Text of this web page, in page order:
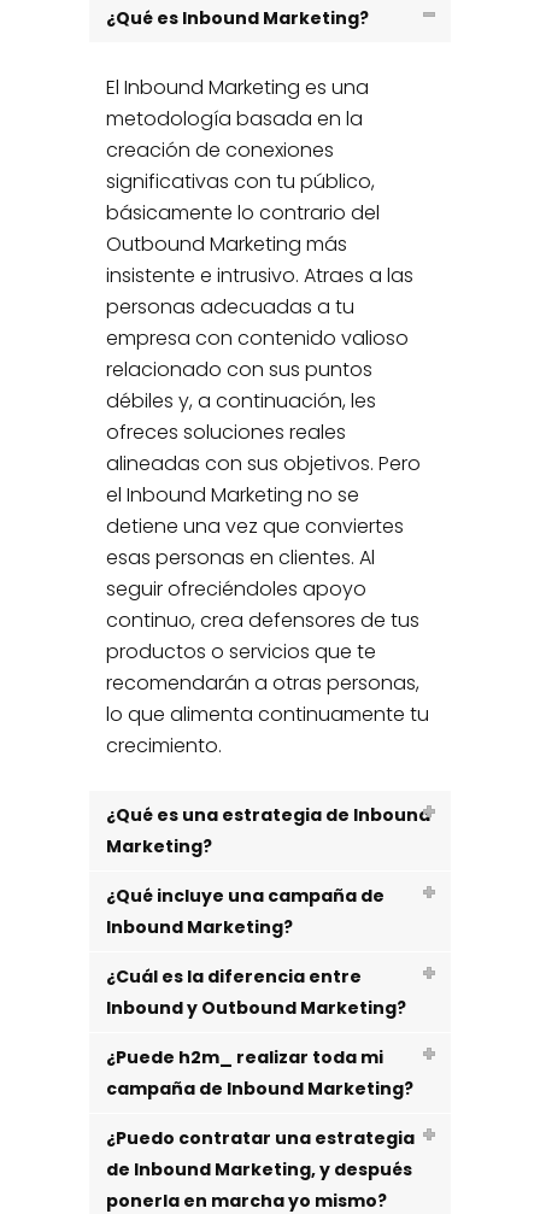
¿Qué es Inbound Marketing?
El Inbound Marketing es una
metodología basada en la
creación de conexiones
significativas con tu público,
básicamente lo contrario del
Outbound Marketing más
insistente e intrusivo. Atraes a las
personas adecuadas a tu
empresa con contenido valioso
relacionado con sus puntos
débiles y, a continuación, les
ofreces soluciones reales
alineadas con sus objetivos. Pero
el Inbound Marketing no se
detiene una vez que conviertes
esas personas en clientes. Al
seguir ofreciéndoles apoyo
continuo, crea defensores de tus
productos o servicios que te
recomendarán a otras personas,
lo que alimenta continuamente tu
crecimiento.
¿Qué es una estrategia de Inbound
Marketing?
¿Qué incluye una campaña de
Inbound Marketing?
¿Cuál es la diferencia entre
Inbound y Outbound Marketing?
¿Puede h2m_ realizar toda mi
campaña de Inbound Marketing?
¿Puedo contratar una estrategia
de Inbound Marketing, y después
ponerla en marcha yo mismo?